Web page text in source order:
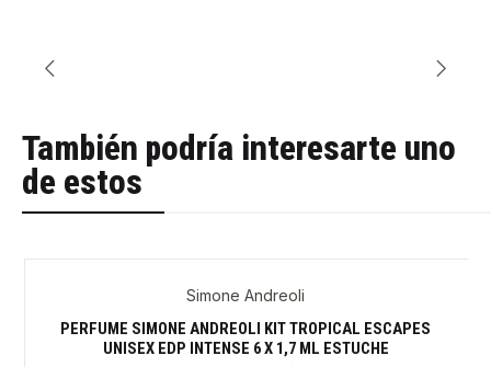
También podría interesarte uno
de estos
Simone Andreoli
PERFUME SIMONE ANDREOLI KIT TROPICAL ESCAPES
UNISEX EDP INTENSE 6 X 1,7 ML ESTUCHE